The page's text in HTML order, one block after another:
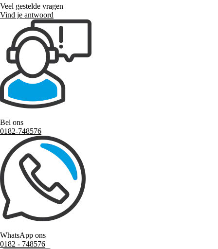
Veel gestelde vragen
Vind je antwoord
Bel ons
0182-748576
WhatsApp ons
0182 ‑ 748576